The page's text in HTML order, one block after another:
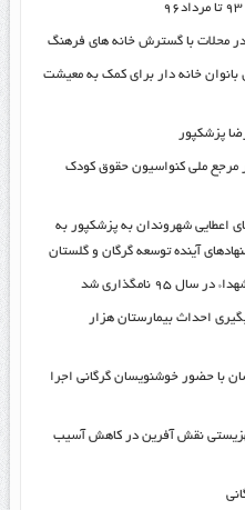
محلات با گسترش خانه های فرهنگ
خانه دار برای کمک به معیشت
پزشکپور
مرجع ملی کنواسیون حقوق کودک
اعطایی شهروندان به پزشکپور به
آینده توسعه گرگان و گلستان
احداث بیمارستان هزار
با حضور خوشنویسان گرگانی اجرا
نقش آفرین در کاهش آسیب